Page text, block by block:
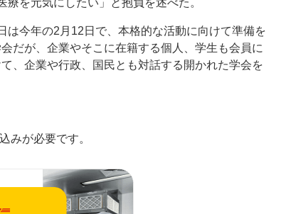
療を元気にしたい」と抱負を述べた。
今年の2月12日で、本格的な活動に向けて準備を
だが、企業やそこに在籍する個人、学生も会員に
、企業や行政、国民とも対話する開かれた学会を
みが必要です。